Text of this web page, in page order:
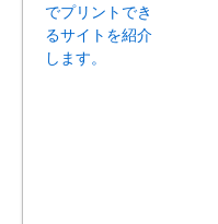
でプリントでき
るサイトを紹介
します。